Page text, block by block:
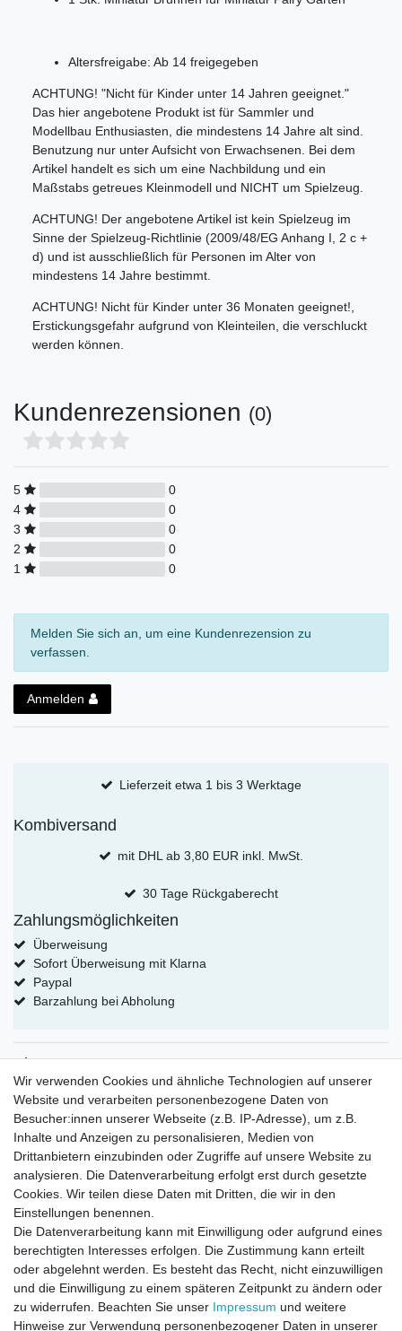
Altersfreigabe: Ab 14 freigegeben
ACHTUNG! "Nicht für Kinder unter 14 Jahren geeignet."
Das hier angebotene Produkt ist für Sammler und
Modellbau Enthusiasten, die mindestens 14 Jahre alt sind.
Benutzung nur unter Aufsicht von Erwachsenen. Bei dem
Artikel handelt es sich um eine Nachbildung und ein
Maßstabs getreues Kleinmodell und NICHT um Spielzeug.
ACHTUNG! Der angebotene Artikel ist kein Spielzeug im
Sinne der Spielzeug-Richtlinie (2009/48/EG Anhang I, 2 c +
d) und ist ausschließlich für Personen im Alter von
mindestens 14 Jahre bestimmt.
ACHTUNG! Nicht für Kinder unter 36 Monaten geeignet!,
Erstickungsgefahr aufgrund von Kleinteilen, die verschluckt
werden können.
Kundenrezensionen (0)
5
0
4
0
3
0
2
0
1
0
Melden Sie sich an, um eine Kundenrezension zu
verfassen.
Anmelden
Lieferzeit etwa 1 bis 3 Werktage
Kombiversand
mit DHL ab 3,80 EUR inkl. MwSt.
30 Tage Rückgaberecht
Zahlungsmöglichkeiten
Überweisung
Sofort Überweisung mit Klarna
Paypal
Barzahlung bei Abholung
Shop
Kategorien für Modelleisenbahn
Kategorien für Puppenhaus 1:12
Kategorien für Puppenhaus 1:24
Kategorien für Puppenhaus 1:6
Mein Konto
eröffne dein eigenes Konto bei uns
erstelle deine eigene Wunschliste
Kontakt
Sie haben fragen ?
Versandkosten
mehr erfahren
Wir verwenden Cookies und ähnliche Technologien auf unserer
Website und verarbeiten personenbezogene Daten von
Besucher:innen unserer Webseite (z.B. IP-Adresse), um z.B.
Inhalte und Anzeigen zu personalisieren, Medien von
Drittanbietern einzubinden oder Zugriffe auf unsere Website zu
analysieren. Die Datenverarbeitung erfolgt erst durch gesetzte
Cookies. Wir teilen diese Daten mit Dritten, die wir in den
Einstellungen benennen.
Die Datenverarbeitung kann mit Einwilligung oder aufgrund eines
berechtigten Interesses erfolgen. Die Zustimmung kann erteilt
oder abgelehnt werden. Es besteht das Recht, nicht einzuwilligen
und die Einwilligung zu einem späteren Zeitpunkt zu ändern oder
zu widerrufen. Beachten Sie unser Impressum und weitere
Hinweise zur Verwendung personenbezogener Daten in unserer